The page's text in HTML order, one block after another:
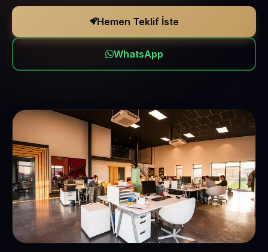
Hemen Teklif İste
WhatsApp